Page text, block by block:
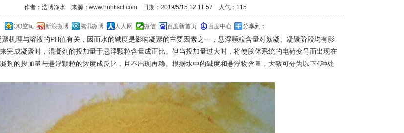
作者：浩博净水 来源：www.hnhbscl.com 日期：2019/5/15 12:11:57 人气： 115
QQ空间 新浪微博 腾讯微博 人人网 微信 百度新首页 百度中心 分享到：
聚机理与溶液的PH值有关，因而水的碱度是影响凝聚的主要因素之一，悬浮颗粒含量对絮凝、凝聚阶段均有影
完成凝聚时，混凝剂的投加量于悬浮颗粒含量成正比。但当投加量过大时，将使胶体系统的电荷变号而出现在
剂的投加量与悬浮颗粒的浓度成反比，且不出现再稳。根据水中的碱度和悬浮物含量，大致可分为以下4种处